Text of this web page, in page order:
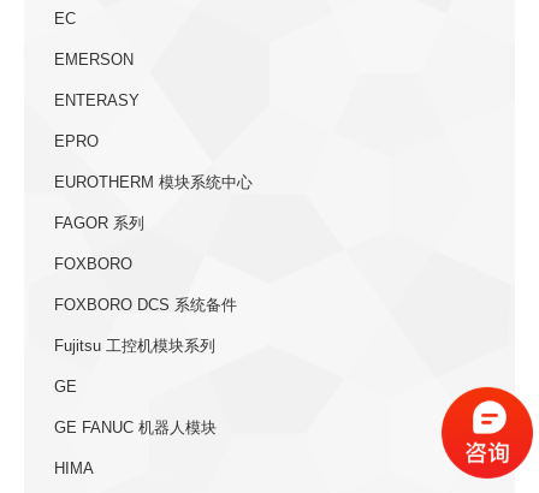
EC
EMERSON
ENTERASY
EPRO
EUROTHERM 模块系统中心
FAGOR 系列
FOXBORO
FOXBORO DCS 系统备件
Fujitsu 工控机模块系列
GE
GE FANUC 机器人模块
HIMA